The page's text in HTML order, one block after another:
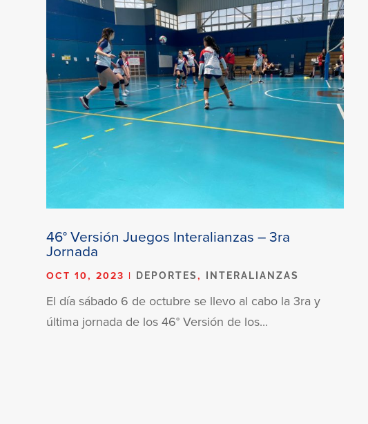
46° Versión Juegos Interalianzas – 3ra
Jornada
OCT 10, 2023 | DEPORTES, INTERALIANZAS
El día sábado 6 de octubre se llevo al cabo la 3ra y
última jornada de los 46° Versión de los...